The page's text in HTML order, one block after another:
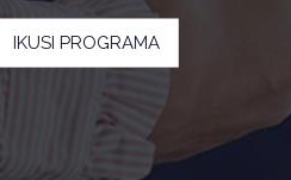
IKUSI PROGRAMA